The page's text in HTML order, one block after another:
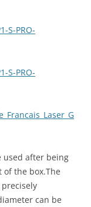
S-PRO-
S-PRO-
used after being
the box.The
can be